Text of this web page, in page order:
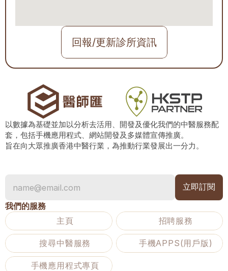
回報/更新診所資訊
以數據為基礎並加以分析去活用、開發及優化我們的中醫服務配
套，包括手機應用程式、網站開發及多媒體宣傳推廣。
旨在向大眾推廣香港中醫行業，為推動行業發展出一分力。
我們的服務
主頁
招聘服務
搜尋中醫服務 手機APPS(用戶版)
手機應用程式專頁